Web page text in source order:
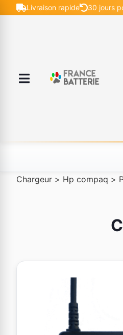
Livraison rapide 30 jours
Chargeur > Hp compaq >